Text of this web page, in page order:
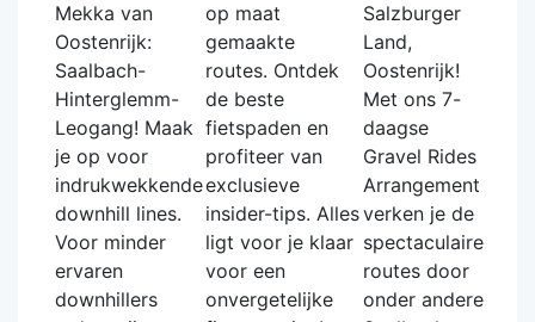
Mekka van
Oostenrijk:
Saalbach-
Hinterglemm-
Leogang! Maak
je op voor
indrukwekkende
downhill lines.
Voor minder
ervaren
downhillers
op maat
gemaakte
routes. Ontdek
de beste
fietspaden en
profiteer van
exclusieve
insider-tips. Alles
ligt voor je klaar
voor een
onvergetelijke
Salzburger
Land,
Oostenrijk!
Met ons 7-
daagse
Gravel Rides
Arrangement
verken je de
spectaculaire
routes door
onder andere